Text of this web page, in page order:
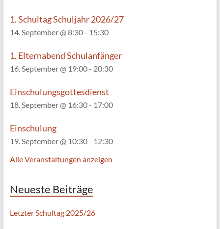
1. Schultag Schuljahr 2026/27
14. September @ 8:30- 15:30
1. Elternabend Schulanfänger
16. September @ 19:00- 20:30
Einschulungsgottesdienst
18. September @ 16:30- 17:00
Einschulung
19. September @ 10:30- 12:30
Alle Veranstaltungen anzeigen
Neueste Beiträge
Letzter Schultag 2025/26